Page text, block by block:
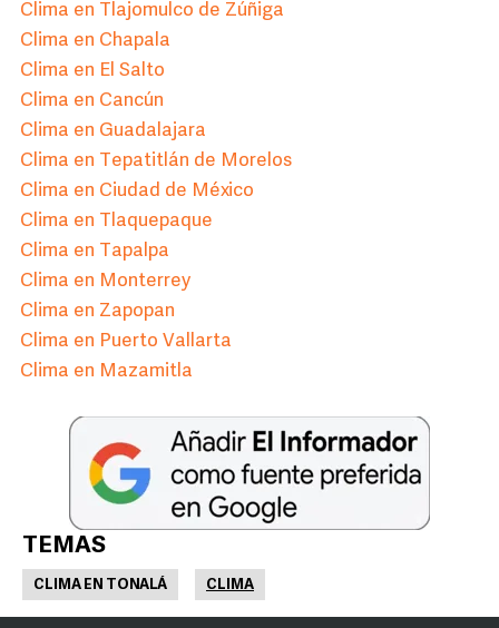
Clima en Tlajomulco de Zúñiga
Clima en Chapala
Clima en El Salto
Clima en Cancún
Clima en Guadalajara
Clima en Tepatitlán de Morelos
Clima en Ciudad de México
Clima en Tlaquepaque
Clima en Tapalpa
Clima en Monterrey
Clima en Zapopan
Clima en Puerto Vallarta
Clima en Mazamitla
TEMAS
CLIMA EN TONALÁ CLIMA